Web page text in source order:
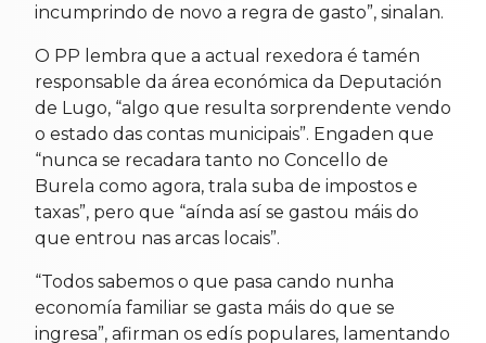
incumprindo de novo a regra de gasto”, sinalan.
O PP lembra que a actual rexedora é tamén
responsable da área económica da Deputación
de Lugo, “algo que resulta sorprendente vendo
o estado das contas municipais”. Engaden que
“nunca se recadara tanto no Concello de
Burela como agora, trala suba de impostos e
taxas”, pero que “aínda así se gastou máis do
que entrou nas arcas locais”.
“Todos sabemos o que pasa cando nunha
economía familiar se gasta máis do que se
ingresa”, afirman os edís populares, lamentando